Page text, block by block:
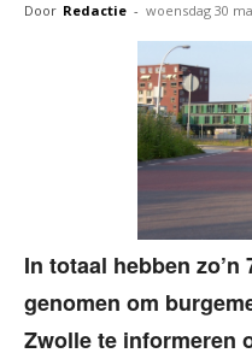
Door Redactie - woensdag 30
In totaal hebben
genomen om
Zwolle te informeren